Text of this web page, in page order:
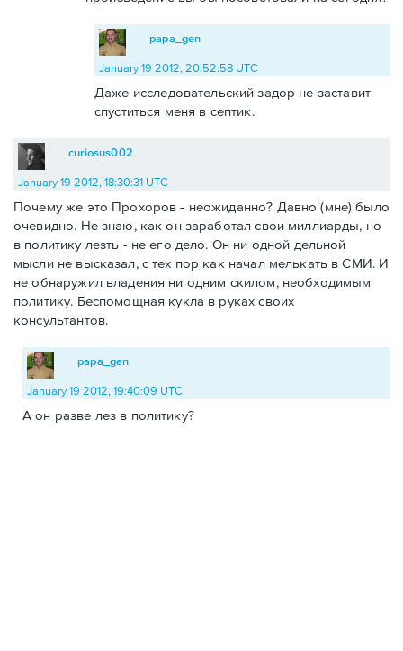
papa_gen
January 19 2012, 20:52:58 UTC
Даже исследовательский задор не заставит
спуститься меня в септик.
curiosus002
January 19 2012, 18:30:31 UTC
Почему же это Прохоров - неожиданно? Давно (мне) было
очевидно. Не знаю, как он заработал свои миллиарды, но
в политику лезть - не его дело. Он ни одной дельной
мысли не высказал, с тех пор как начал мелькать в СМИ. И
не обнаружил владения ни одним скилом, необходимым
политику. Беспомощная кукла в руках своих
консультантов.
papa_gen
January 19 2012, 19:40:09 UTC
А он разве лез в политику?